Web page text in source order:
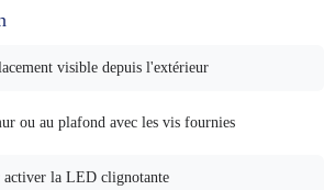
visible depuis l'extérieur
ou au plafond avec les vis fournies
activer la LED clignotante